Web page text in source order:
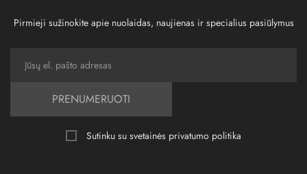
Pirmieji sužinokite apie nuolaidas, naujienas ir specialius pasiūlymus
PRENUMERUOTI
Sutinku su svetainės privatumo politika